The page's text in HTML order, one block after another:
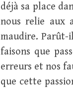
déjà sa place
nous relie aux
maudire. Parût-
faisons que
erreurs et nos
que cette